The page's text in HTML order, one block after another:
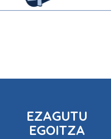
EZAGUTU
EGOITZA